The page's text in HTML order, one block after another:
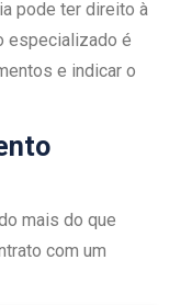
pode ter direito à
especializado é
e indicar o
mais do que
com um